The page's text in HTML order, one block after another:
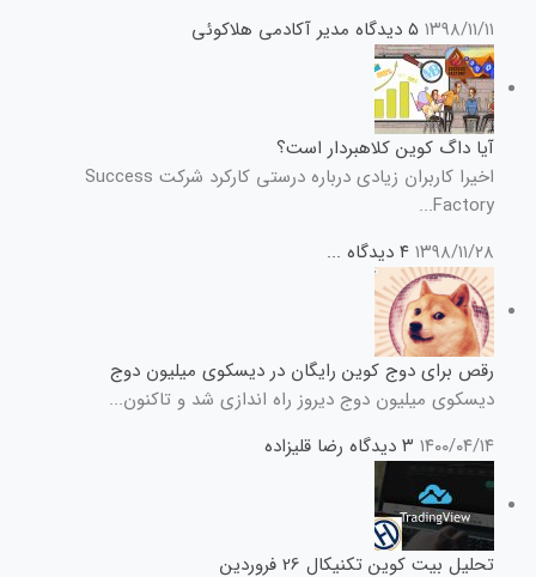
۱۳۹۸/۱۱/۱۱ ۵ دیدگاه مدیر آکادمی هلاکوئی
آیا داگ کوین کلاهبردار است؟
اخیرا کاربران زیادی درباره درستی کارکرد شرکت Success
Factory...
۱۳۹۸/۱۱/۲۸ ۴ دیدگاه ...
رقص برای دوج کوین رایگان در دیسکوی میلیون دوج
دیسکوی میلیون دوج دیروز راه اندازی شد و تاکنون...
۱۴۰۰/۰۴/۱۴ ۳ دیدگاه رضا قلیزاده
تحلیل بیت کوین تکنیکال 26 فروردین